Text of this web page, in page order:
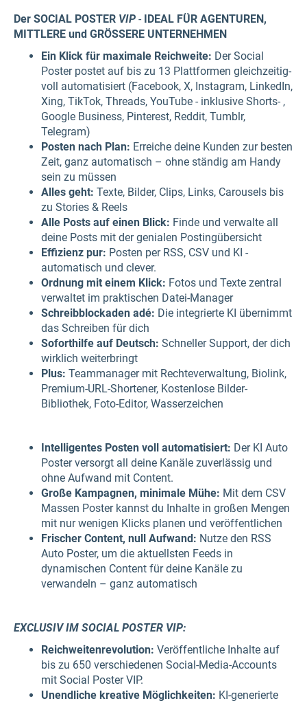
Der SOCIAL POSTER VIP - IDEAL FÜR AGENTUREN,
MITTLERE und GRÖSSERE UNTERNEHMEN
Ein Klick für maximale Reichweite: Der Social
Poster postet auf bis zu 13 Plattformen gleichzeitig-
voll automatisiert (Facebook, X, Instagram, LinkedIn,
Xing, TikTok, Threads, YouTube - inklusive Shorts- ,
Google Business, Pinterest, Reddit, Tumblr,
Telegram)
Posten nach Plan: Erreiche deine Kunden zur besten
Zeit, ganz automatisch – ohne ständig am Handy
sein zu müssen
Alles geht: Texte, Bilder, Clips, Links, Carousels bis
zu Stories & Reels
Alle Posts auf einen Blick: Finde und verwalte all
deine Posts mit der genialen Postingübersicht
Effizienz pur: Posten per RSS, CSV und KI -
automatisch und clever.
Ordnung mit einem Klick: Fotos und Texte zentral
verwaltet im praktischen Datei-Manager
Schreibblockaden adé: Die integrierte KI übernimmt
das Schreiben für dich
Soforthilfe auf Deutsch: Schneller Support, der dich
wirklich weiterbringt
Plus: Teammanager mit Rechteverwaltung, Biolink,
Premium-URL-Shortener, Kostenlose Bilder-
Bibliothek, Foto-Editor, Wasserzeichen
Intelligentes Posten voll automatisiert: Der KI Auto
Poster versorgt all deine Kanäle zuverlässig und
ohne Aufwand mit Content.
Große Kampagnen, minimale Mühe: Mit dem CSV
Massen Poster kannst du Inhalte in großen Mengen
mit nur wenigen Klicks planen und veröffentlichen
Frischer Content, null Aufwand: Nutze den RSS
Auto Poster, um die aktuellsten Feeds in
dynamischen Content für deine Kanäle zu
verwandeln – ganz automatisch
EXCLUSIV IM SOCIAL POSTER VIP:
Reichweitenrevolution: Veröffentliche Inhalte auf
bis zu 650 verschiedenen Social-Media-Accounts
mit Social Poster VIP.
Unendliche kreative Möglichkeiten: KI-generierte